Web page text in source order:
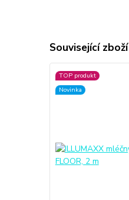
Související zboží
TOP produkt
Novinka